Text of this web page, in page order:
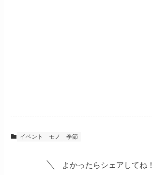
イベント モノ 季節
よかったらシェアしてね！